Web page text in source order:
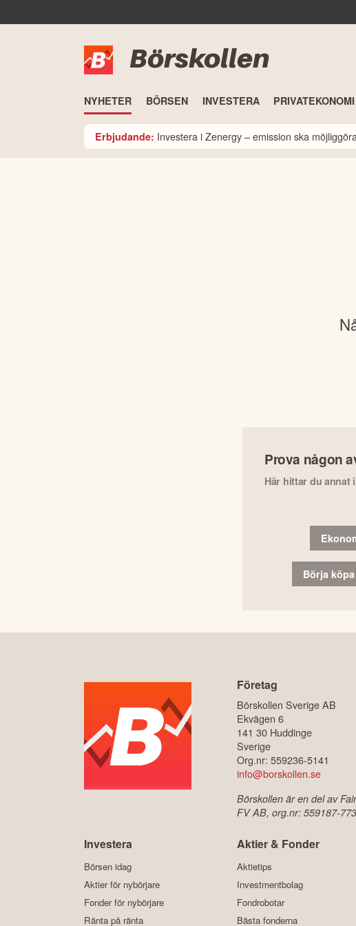
Börskollen
NYHETER BÖRSEN INVESTERA PRIVATEKONOMI
Erbjudande: Investera i Zenergy – emission ska
Prova någon
Här hittar du annat
Börja
Företag
Börskollen Sverige AB
Ekvägen 6
141 30 Huddinge
Sverige
Org.nr: 559236-5141
info@borskollen.se
Börskollen är en del av
FV AB, org.nr: 559187-
Investera
Börsen idag
Aktier för nybörjare
Fonder för nybörjare
Ränta på ränta
Aktier & Fonder
Aktietips
Investmentbolag
Fondrobotar
Bästa fonderna